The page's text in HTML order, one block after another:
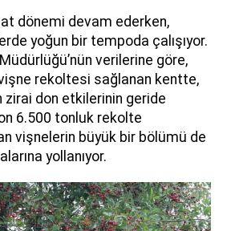
dönemi devam ederken,
yoğun bir tempoda çalışıyor.
Müdürlüğü’nün verilerine göre,
rekoltesi sağlanan kentte,
zirai don etkilerinin geride
6.500 tonluk rekolte
vişnelerin büyük bir bölümü de
yollanıyor.